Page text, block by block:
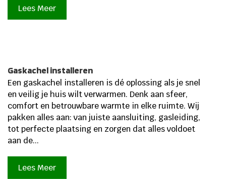
Lees Meer
Gaskachel installeren
Een gaskachel installeren is dé oplossing als je snel
en veilig je huis wilt verwarmen. Denk aan sfeer,
comfort en betrouwbare warmte in elke ruimte. Wij
pakken alles aan: van juiste aansluiting, gasleiding,
tot perfecte plaatsing en zorgen dat alles voldoet
aan de...
Lees Meer